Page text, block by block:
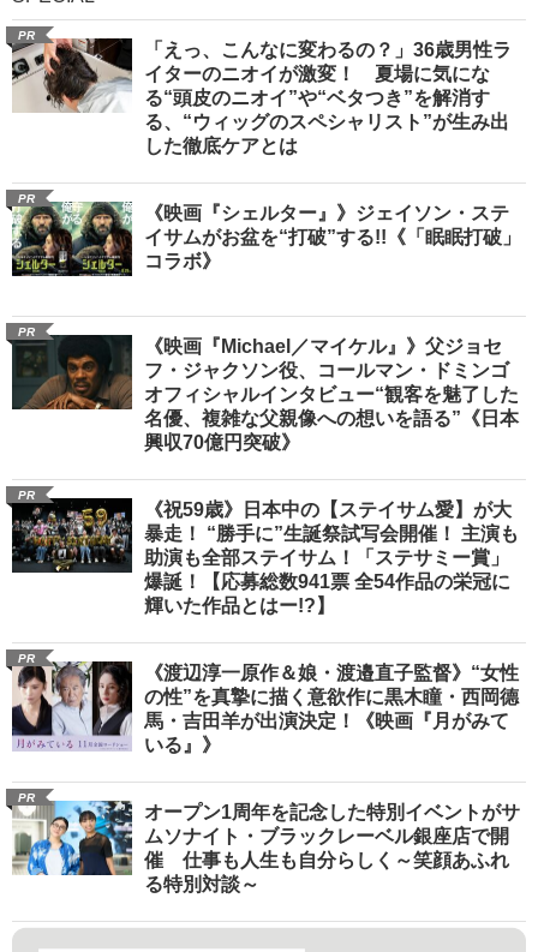
PR
「えっ、こんなに変わるの？」36歳男性ラ
イターのニオイが激変！ 夏場に気にな
る“頭皮のニオイ”や“ベタつき”を解消す
る、“ウィッグのスペシャリスト”が生み出
した徹底ケアとは
PR
《映画『シェルター』》ジェイソン・ステ
イサムがお盆を“打破”する!!《「眠眠打破」
コラボ》
PR
《映画『Michael／マイケル』》父ジョセ
フ・ジャクソン役、コールマン・ドミンゴ
オフィシャルインタビュー“観客を魅了した
名優、複雑な父親像への想いを語る”《日本
興収70億円突破》
PR
《祝59歳》日本中の【ステイサム愛】が大
暴走！ “勝手に”生誕祭試写会開催！ 主演も
助演も全部ステイサム！「ステサミー賞」
爆誕！【応募総数941票 全54作品の栄冠に
輝いた作品とはー!?】
PR
《渡辺淳一原作＆娘・渡邉直子監督》“女性
の性”を真摯に描く意欲作に黒木瞳・西岡德
馬・吉田羊が出演決定！《映画『月がみて
いる』》
PR
オープン1周年を記念した特別イベントがサ
ムソナイト・ブラックレーベル銀座店で開
催 仕事も人生も自分らしく～笑顔あふれ
る特別対談～